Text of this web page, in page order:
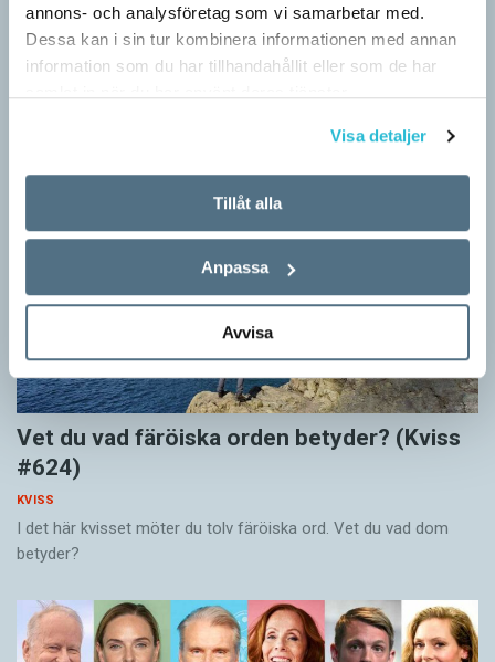
annons- och analysföretag som vi samarbetar med.
Dessa kan i sin tur kombinera informationen med annan
information som du har tillhandahållit eller som de har
Visa detaljer
Tillåt alla
Anpassa
Avvisa
#625)
Vet du vad färöiska orden betyder? (Kviss
#624)
KVISS
I det här kvisset möter du tolv färöiska ord. Vet du vad dom
betyder?